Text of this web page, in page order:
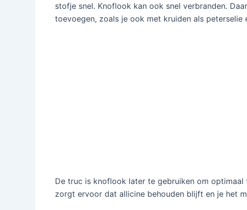
stofje snel. Knoflook kan ook snel verbranden.
toevoegen, zoals je ook met kruiden als peterselie
De truc is knoflook later te gebruiken om
zorgt ervoor dat allicine behouden blijft en je het